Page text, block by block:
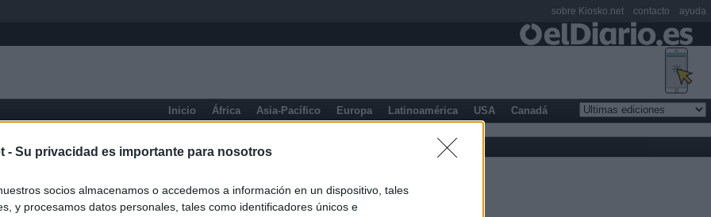
- Su privacidad es importante para nosotros
socios almacenamos o accedemos a información en un dispositivo, tales
y procesamos datos personales, tales como identificadores únicos e
Inicio África Asia-Pacífico Europa Latinoamérica USA Canadá
Aragua
sobre Kiosko.net contacto ayuda